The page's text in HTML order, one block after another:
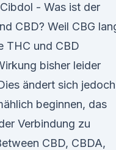
- Was ist der
CBD? Weil CBG
THC und CBD
bisher leider
ändert sich jedoch
beginnen, das
Verbindung zu
CBD, CBDA,